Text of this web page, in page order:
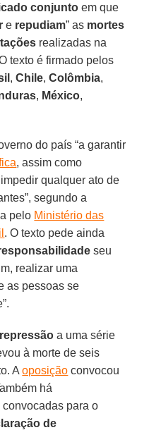
conjunto em que
e repudiam” as mortes
realizadas na
texto é firmado pelos
,Chile,Colômbia,
, México,
do país “a garantir
, assim como
qualquer ato de
segundo a
pelo Ministério das
. O texto pede ainda
seu
realizar uma
as pessoas se
repressão a uma série
à morte de seis
Aoposição convocou
há
convocadas para o
de